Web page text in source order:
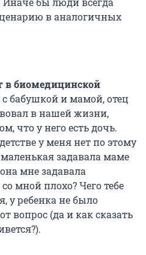
в аналогичных
в биомедицинской
бабушкой и мамой, отец
в нашей жизни,
что у него есть дочь.
у меня нет по этому
задавала маме
мне задавала
мной плохо? Чего тебе
у ребенка не было
вопрос (да и как сказать